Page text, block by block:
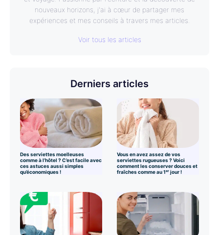
nouveaux horizons, j'ai à cœur de partager mes
expériences et mes conseils à travers mes articles.
Voir tous les articles
Derniers articles
Des serviettes moelleuses
comme à l’hôtel ? C’est facile avec
ces astuces aussi simples
qu’économiques !
Vous en avez assez de vos
serviettes rugueuses ? Voici
comment les conserver douces et
fraîches comme au 1ᵉʳ jour !